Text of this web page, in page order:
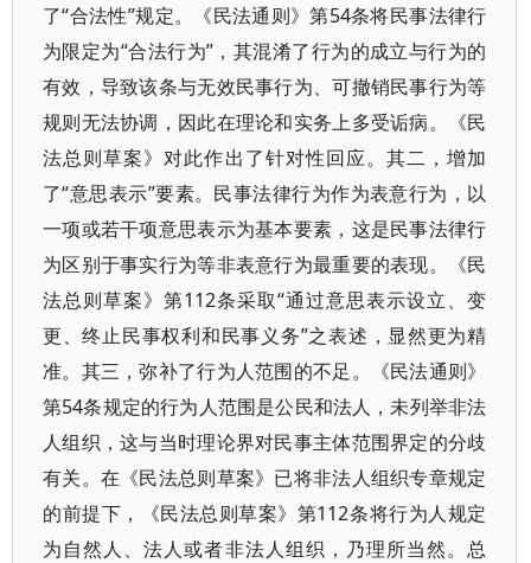
了“合法性”规定。《民法通则》第54条将民事法律行
为限定为“合法行为”，其混淆了行为的成立与行为的
有效，导致该条与无效民事行为、可撤销民事行为等
规则无法协调，因此在理论和实务上多受诟病。《民
法总则草案》对此作出了针对性回应。其二，增加
了“意思表示”要素。民事法律行为作为表意行为，以
一项或若干项意思表示为基本要素，这是民事法律行
为区别于事实行为等非表意行为最重要的表现。《民
法总则草案》第112条采取“通过意思表示设立、变
更、终止民事权利和民事义务”之表述，显然更为精
准。其三，弥补了行为人范围的不足。《民法通则》
第54条规定的行为人范围是公民和法人，未列举非法
人组织，这与当时理论界对民事主体范围界定的分歧
有关。在《民法总则草案》已将非法人组织专章规定
的前提下，《民法总则草案》第112条将行为人规定
为自然人、法人或者非法人组织，乃理所当然。总